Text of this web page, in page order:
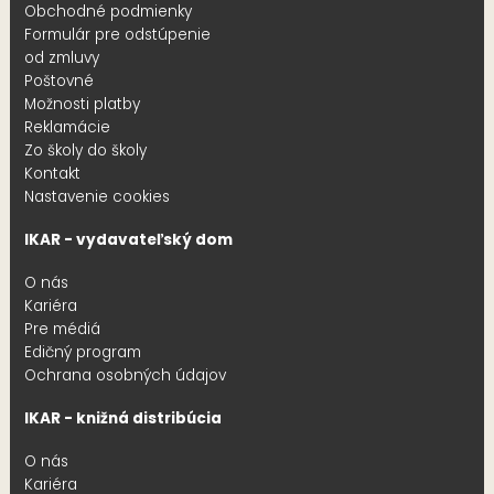
Obchodné podmienky
Formulár pre odstúpenie
od zmluvy
Poštovné
Možnosti platby
Reklamácie
Zo školy do školy
Kontakt
Nastavenie cookies
IKAR - vydavateľský dom
O nás
Kariéra
Pre médiá
Edičný program
Ochrana osobných údajov
IKAR - knižná distribúcia
O nás
Kariéra